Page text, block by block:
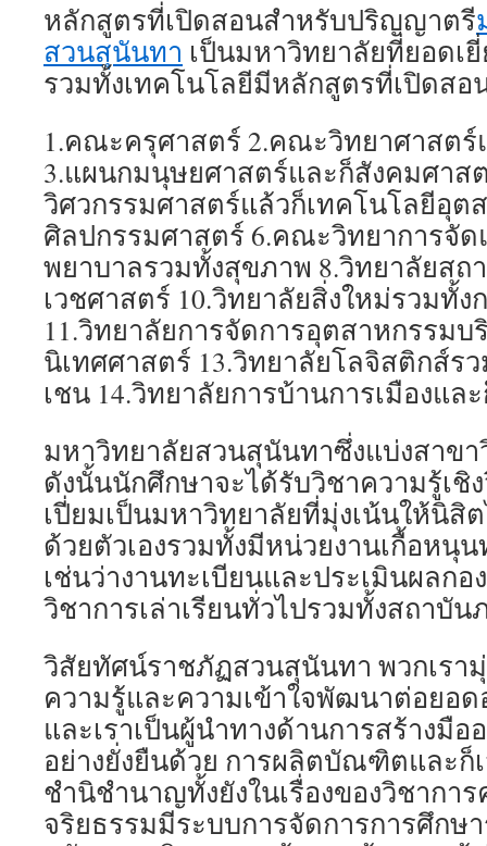
หลักสูตรที่เปิดสอนสำหรับปริญญาตรี
สวนสุนันทา เป็นมหาวิทยาลัยที่ยอดเ
รวมทั้งเทคโนโลยีมีหลักสูตรที่เปิดส
1.คณะครุศาสตร์ 2.คณะวิทยาศาสตร์
3.แผนกมนุษยศาสตร์และก็สังคมศาส
วิศวกรรมศาสตร์แล้วก็เทคโนโลยีอุต
ศิลปกรรมศาสตร์ 6.คณะวิทยาการจัด
พยาบาลรวมทั้งสุขภาพ 8.วิทยาลัยสถ
เวชศาสตร์ 10.วิทยาลัยสิ่งใหม่รวมทั้ง
11.วิทยาลัยการจัดการอุตสาหกรรมบ
นิเทศศาสตร์ 13.วิทยาลัยโลจิสติกส์ร
เชน 14.วิทยาลัยการบ้านการเมืองแล
มหาวิทยาลัยสวนสุนันทาซึ่งแบ่งสาข
ดังนั้นนักศึกษาจะได้รับวิชาความรู้เชิ
เปี่ยมเป็นมหาวิทยาลัยที่มุ่งเน้นให้นิ
ด้วยตัวเองรวมทั้งมีหน่วยงานเกื้อหนุ
เช่นว่างานทะเบียนและประเมินผลก
วิชาการเล่าเรียนทั่วไปรวมทั้งสถาบัน
วิสัยทัศน์ราชภัฏสวนสุนันทา พวกเรา
ความรู้และความเข้าใจพัฒนาต่อยอ
และเราเป็นผู้นำทางด้านการสร้างมื
อย่างยั่งยืนด้วย การผลิตบัณฑิตและก็
ชำนิชำนาญทั้งยังในเรื่องของวิชากา
จริยธรรมมีระบบการจัดการการศึกษ